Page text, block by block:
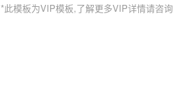
*此模板为VIP模板,了解更多VIP详情请咨询